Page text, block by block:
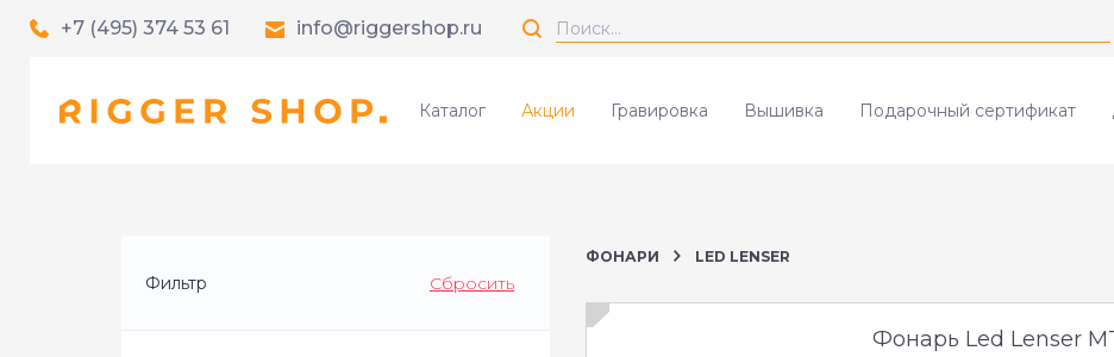
+7 (495) 374 53 61 info@riggershop.ru
Каталог Акции Гравировка Вышивка Подарочный сертификат
Фильтр Сбросить
ФОНАРИ LED LENSER
Фонарь Led Lenser